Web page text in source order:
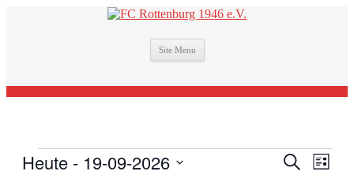
Site Menu
Veranstaltungen Suche
Liste
Heute - 19-09-2026